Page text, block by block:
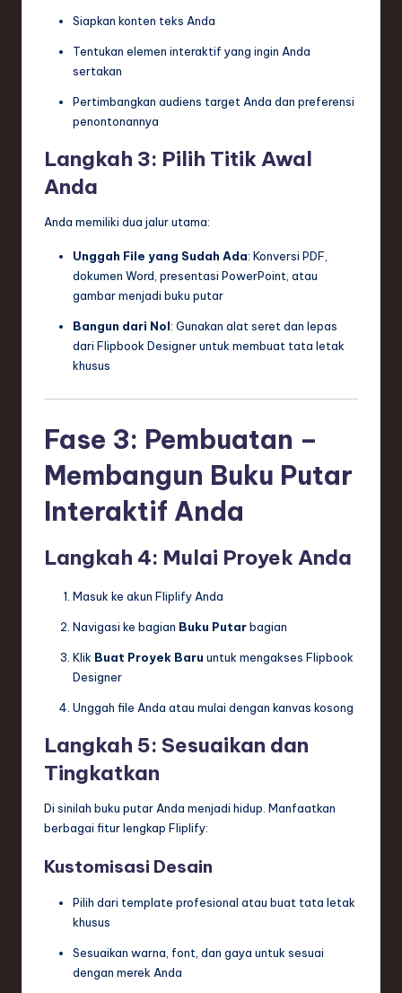
Siapkan konten teks Anda
Tentukan elemen interaktif yang ingin Anda
sertakan
Pertimbangkan audiens target Anda dan preferensi
penontonannya
Langkah 3: Pilih Titik Awal
Anda
Anda memiliki dua jalur utama:
Unggah File yang Sudah Ada: Konversi PDF,
dokumen Word, presentasi PowerPoint, atau
gambar menjadi buku putar
Bangun dari Nol: Gunakan alat seret dan lepas
dari Flipbook Designer untuk membuat tata letak
khusus
Fase 3: Pembuatan –
Membangun Buku Putar
Interaktif Anda
Langkah 4: Mulai Proyek Anda
Masuk ke akun Fliplify Anda
Navigasi ke bagian Buku Putarbagian
Klik Buat Proyek Baru untuk mengakses Flipbook
Designer
Unggah file Anda atau mulai dengan kanvas kosong
Langkah 5: Sesuaikan dan
Tingkatkan
Di sinilah buku putar Anda menjadi hidup. Manfaatkan
berbagai fitur lengkap Fliplify:
Kustomisasi Desain
Pilih dari template profesional atau buat tata letak
khusus
Sesuaikan warna, font, dan gaya untuk sesuai
dengan merek Anda